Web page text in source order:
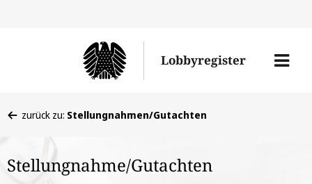
Lobbyregister
Menü
befinden
hier:
zurück zu: Stellungnahmen/Gutachten
Stellungnahme/Gutachten